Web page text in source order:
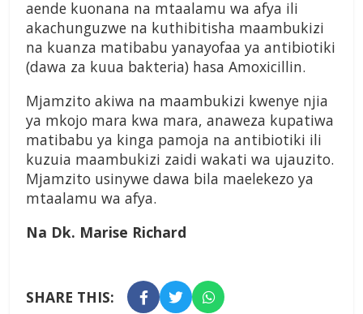
aende kuonana na mtaalamu wa afya ili
akachunguzwe na kuthibitisha maambukizi
na kuanza matibabu yanayofaa ya antibiotiki
(dawa za kuua bakteria) hasa Amoxicillin.
Mjamzito akiwa na maambukizi kwenye njia
ya mkojo mara kwa mara, anaweza kupatiwa
matibabu ya kinga pamoja na antibiotiki ili
kuzuia maambukizi zaidi wakati wa ujauzito.
Mjamzito usinywe dawa bila maelekezo ya
mtaalamu wa afya.
Na Dk. Marise Richard
SHARE THIS: